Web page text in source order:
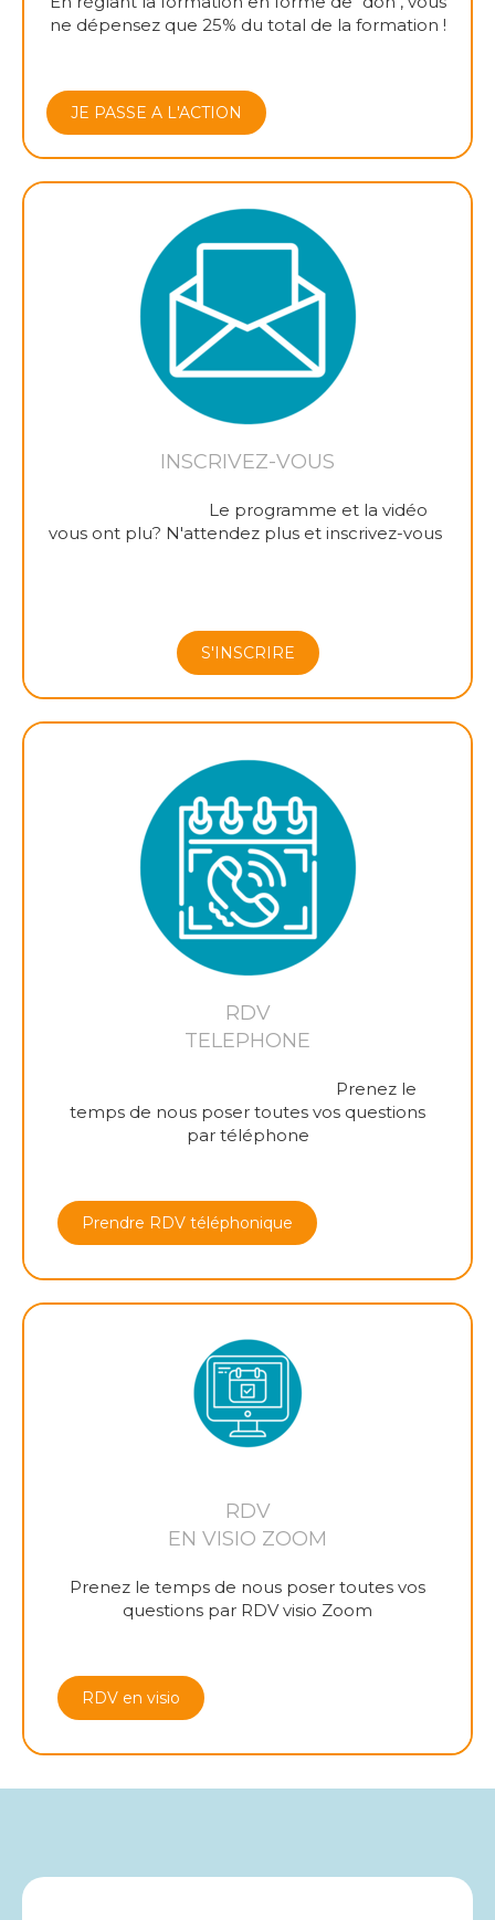
ne dépensez que 25% du total de la formation !
JE PASSE A L'ACTION
INSCRIVEZ-VOUS
Le programme et la vidéo
vous ont plu? N'attendez plus et inscrivez-vous
S'INSCRIRE
RDV
TELEPHONE
Prenez le
temps de nous poser toutes vos questions
par téléphone
Prendre RDV téléphonique
RDV
EN VISIO ZOOM
Prenez le temps de nous poser toutes vos
questions par RDV visio Zoom
RDV en visio